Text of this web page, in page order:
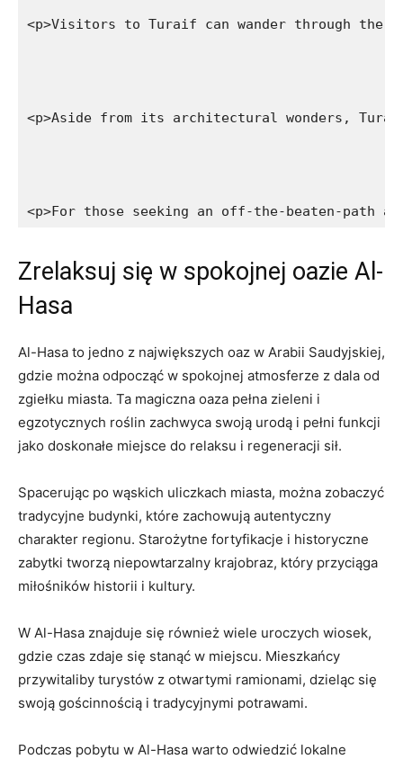
<p>Visitors to Turaif can wander through
<p>Aside from its architectural wonders,
<p>For those seeking an off-the-beaten-
Zrelaksuj się w spokojnej oazie Al-
Hasa
Al-Hasa to ‍jedno z największych oaz ‍w Arabii Saudyjskiej,
gdzie można odpocząć w spokojnej​ atmosferze z dala od
zgiełku miasta. Ta magiczna oaza pełna zieleni i
egzotycznych roślin zachwyca swoją urodą i pełni funkcji
jako doskonałe miejsce do relaksu ‌i regeneracji sił.
Spacerując ‍po wąskich uliczkach miasta, można zobaczyć
tradycyjne budynki, które zachowują autentyczny​
charakter regionu.⁣ Starożytne‌ fortyfikacje ⁢i historyczne
zabytki tworzą niepowtarzalny krajobraz, który przyciąga
miłośników historii i kultury.
W‌ Al-Hasa znajduje się ​również wiele uroczych wiosek,
gdzie ⁤czas ‌zdaje się stanąć ⁣w miejscu. Mieszkańcy
przywitaliby turystów z ⁢otwartymi ramionami, dzieląc się
swoją ​gościnnością i ​tradycyjnymi potrawami.
Podczas pobytu w Al-Hasa warto odwiedzić lokalne